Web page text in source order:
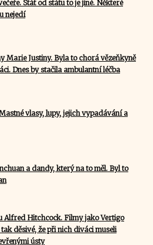
Stát od státu to je jiné. Některé
nejedí
Marie Justiny. Byla to chorá vězeňkyně
Dnes by stačila ambulantní léčba
vlasy, lupy, jejich vypadávání a
a dandy, který na to měl. Byl to
Alfred Hitchcock. Filmy jako Vertigo
děsivé, že při nich diváci museli
ústy